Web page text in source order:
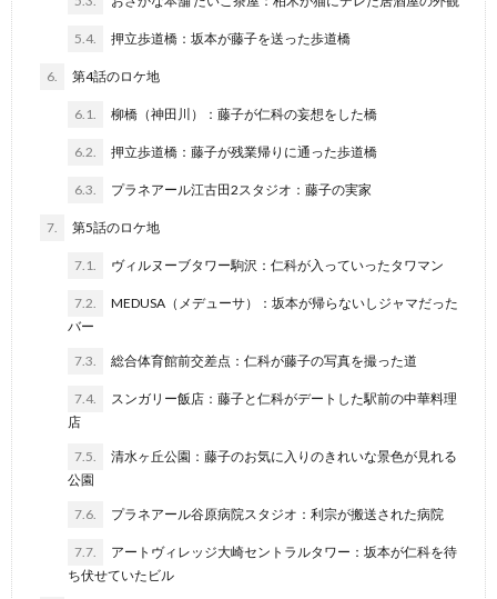
5.4. 押立歩道橋：坂本が藤子を送った歩道橋
6. 第4話のロケ地
6.1. 柳橋（神田川）：藤子が仁科の妄想をした橋
6.2. 押立歩道橋：藤子が残業帰りに通った歩道橋
6.3. プラネアール江古田2スタジオ：藤子の実家
7. 第5話のロケ地
7.1. ヴィルヌーブタワー駒沢：仁科が入っていったタワマン
7.2.
MEDUSA（メデューサ）：坂本が帰らないしジャマだった
バー
7.3. 総合体育館前交差点：仁科が藤子の写真を撮った道
7.4.
スンガリー飯店：藤子と仁科がデートした駅前の中華料理
店
7.5.
清水ヶ丘公園：藤子のお気に入りのきれいな景色が見れる
公園
7.6. プラネアール谷原病院スタジオ：利宗が搬送された病院
7.7.
アートヴィレッジ大崎セントラルタワー：坂本が仁科を待
ち伏せていたビル